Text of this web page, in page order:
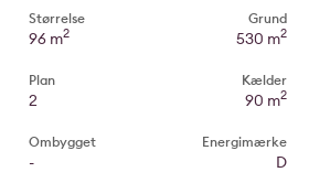
Størrelse
96 m2
Plan
2
Ombygget
-
Grund
530 m2
Kælder
90 m2
Energimærke
D